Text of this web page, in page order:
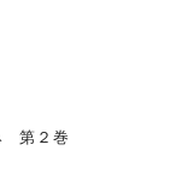
第２巻